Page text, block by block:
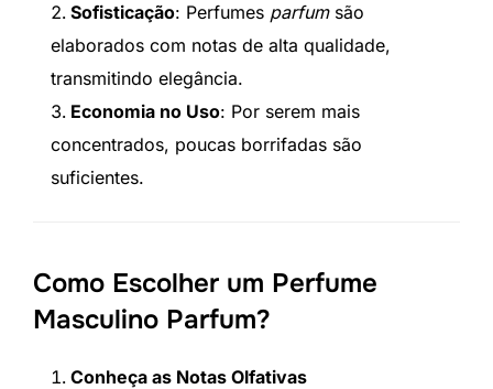
Sofisticação: Perfumes parfumsão
elaborados com notas de alta qualidade,
transmitindo elegância.
Economia no Uso: Por serem mais
concentrados, poucas borrifadas são
suficientes.
Como Escolher um Perfume
Masculino Parfum?
Conheça as Notas Olfativas